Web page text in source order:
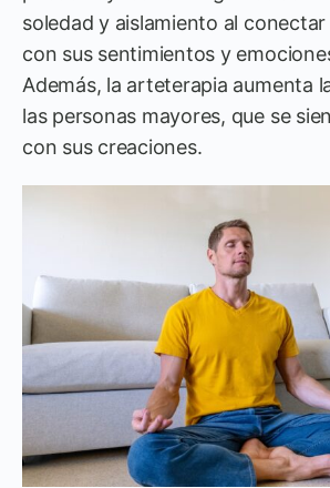
soledad y aislamiento al
con sus sentimientos y
Además, la arteterapia aumenta
las personas mayores, que se
con sus creaciones.